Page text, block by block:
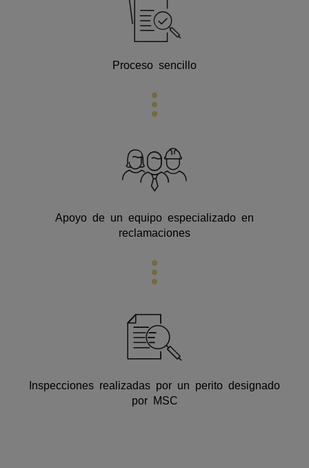
Proceso sencillo
Apoyo de un equipo especializado en
reclamaciones
Inspecciones realizadas por un perito designado
por MSC